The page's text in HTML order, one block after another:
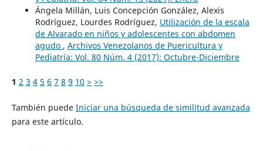
Ángela Millán, Luis Concepción González, Alexis
Rodríguez, Lourdes Rodríguez, Utilización de la escala
de Alvarado en niños y adolescentes con abdomen
agudo , Archivos Venezolanos de Puericultura y
Pediatría: Vol. 80 Núm. 4 (2017): Octubre-Diciembre
1 2 3 4 5 6 7 8 9 10 > >>
También puede Iniciar una búsqueda de similitud avanzada
para este artículo.